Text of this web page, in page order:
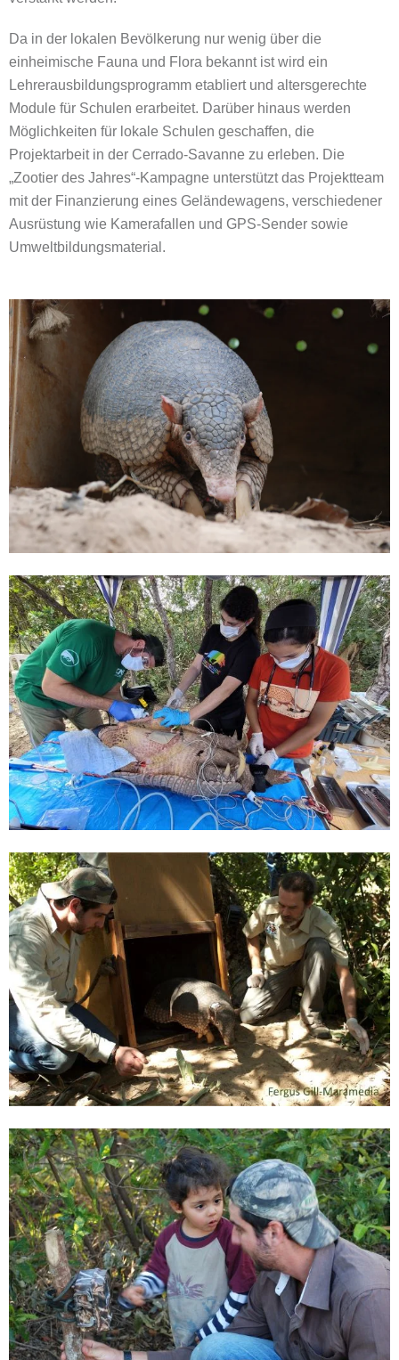
Da in der lokalen Bevölkerung nur wenig über die
einheimische Fauna und Flora bekannt ist wird ein
Lehrerausbildungsprogramm etabliert und altersgerechte
Module für Schulen erarbeitet. Darüber hinaus werden
Möglichkeiten für lokale Schulen geschaffen, die
Projektarbeit in der Cerrado-Savanne zu erleben. Die
„Zootier des Jahres“-Kampagne unterstützt das Projektteam
mit der Finanzierung eines Geländewagens, verschiedener
Ausrüstung wie Kamerafallen und GPS-Sender sowie
Umweltbildungsmaterial.